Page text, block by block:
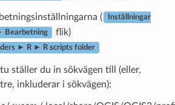
( Inställningar
Bearbetning
flik)
► R ► R scripts folder
ställer du in sökvägen till (eller,
inkluderar i sökvägen):